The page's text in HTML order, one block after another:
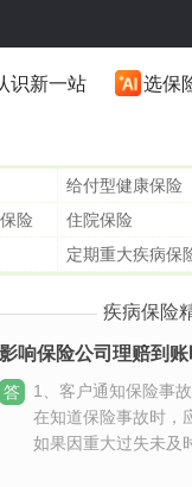
识新一站 选保
给付型健康保险
险 住院保险
定期重大疾病保
疾病保险
影响保险公司理赔到
答
1、客户通知保险事
在知道保险事故时，
如果因重大过失未及